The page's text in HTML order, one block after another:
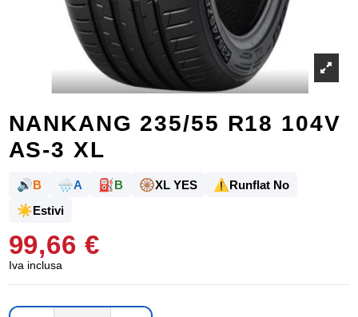
NANKANG 235/55 R18 104V
AS-3 XL
🔊B 🌧️A ⛽B 🛞XL YES ⚠️Runflat No
☀️Estivi
99,66 €
Iva inclusa